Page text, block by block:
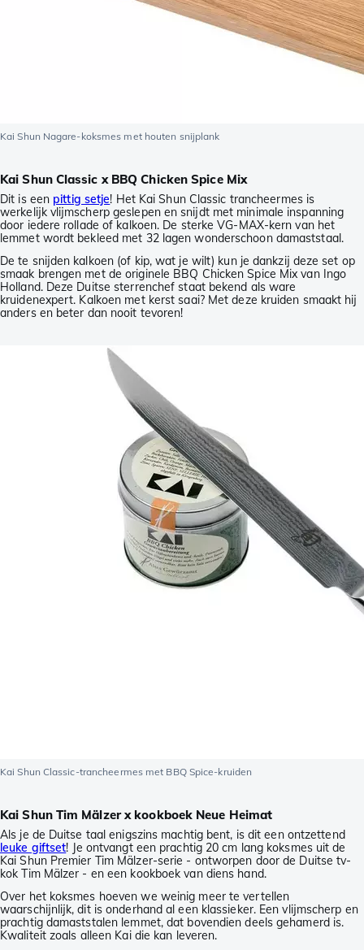
Kai Shun Nagare-koksmes met houten snijplank
Kai Shun Classic x BBQ Chicken Spice Mix
Dit is een pittig setje! Het Kai Shun Classic trancheermes is
werkelijk vlijmscherp geslepen en snijdt met minimale inspanning
door iedere rollade of kalkoen. De sterke VG-MAX-kern van het
lemmet wordt bekleed met 32 lagen wonderschoon damaststaal.
De te snijden kalkoen (of kip, wat je wilt) kun je dankzij deze set op
smaak brengen met de originele BBQ Chicken Spice Mix van Ingo
Holland. Deze Duitse sterrenchef staat bekend als ware
kruidenexpert. Kalkoen met kerst saai? Met deze kruiden smaakt hij
anders en beter dan nooit tevoren!
Kai Shun Classic-trancheermes met BBQ Spice-kruiden
Kai Shun Tim Mälzer x kookboek Neue Heimat
Als je de Duitse taal enigszins machtig bent, is dit een ontzettend
leuke giftset! Je ontvangt een prachtig 20 cm lang koksmes uit de
Kai Shun Premier Tim Mälzer-serie - ontworpen door de Duitse tv-
kok Tim Mälzer - en een kookboek van diens hand.
Over het koksmes hoeven we weinig meer te vertellen
waarschijnlijk, dit is onderhand al een klassieker. Een vlijmscherp en
prachtig damaststalen lemmet, dat bovendien deels gehamerd is.
Kwaliteit zoals alleen Kai die kan leveren.